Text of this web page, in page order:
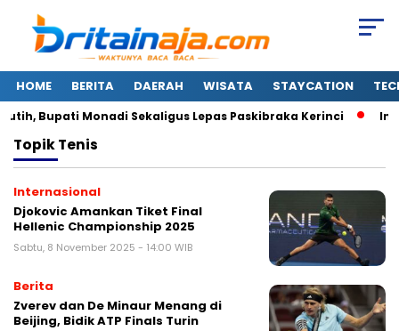
HOME BERITA DAERAH WISATA STAYCATION
Bupati Monadi Sekaligus Lepas Paskibraka Kerinci Ini
TopikTenis
Internasional
Djokovic Amankan Tiket Final
Hellenic Championship 2025
Sabtu, 8 November 2025 - 14:00 WIB
Berita
Zverev dan De Minaur Menang di
Beijing, Bidik ATP Finals Turin